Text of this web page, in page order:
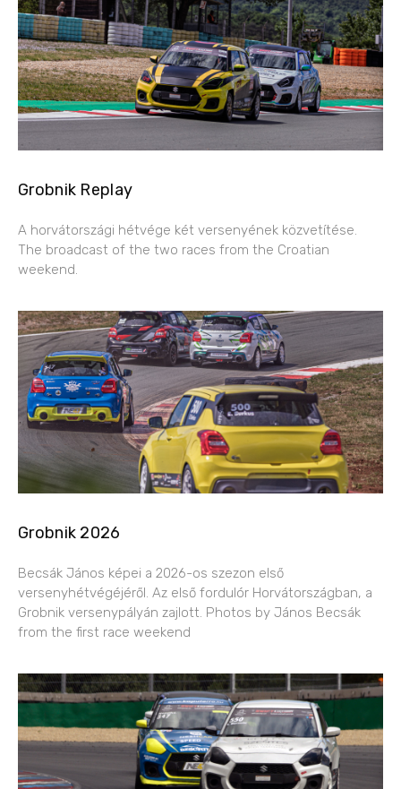
Grobnik Replay
A horvátországi hétvége két versenyének közvetítése.
The broadcast of the two races from the Croatian
weekend.
Grobnik 2026
Becsák János képei a 2026-os szezon első
versenyhétvégéjéről. Az első fordulór Horvátországban, a
Grobnik versenypályán zajlott. Photos by János Becsák
from the first race weekend